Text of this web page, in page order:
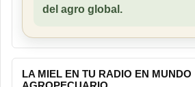
del agro global.
LA MIEL EN TU RADIO EN MUNDO